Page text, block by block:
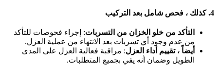
4. كذلك ، فحص شامل بعد التركيب
التأكد من خلو الخزان من التسربات: إجراء فحوصات للتأكد
من عدم وجود أي تسربات بعد الانتهاء من عملية العزل.
أيضاً ، تقييم أداء العزل: مراقبة فعالية العزل على المدى
الطويل وضمان أنه يفي بجميع المتطلبات.